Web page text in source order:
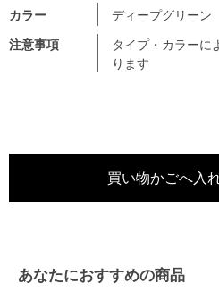
注意事項
タイプ・カラーに
ります
カラー
ディープグリーン
あなたにおすすめの商品